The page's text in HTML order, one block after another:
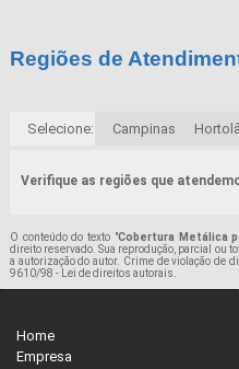
Regiões de
Selecione: Campinas
Verifique as regiões que
O conteúdo do texto "Cobertura Metálica
direito reservado. Sua reprodução, parcial ou
a autorização do autor. Crime de violação de
9610/98 - Lei de direitos autorais.
Home
Empresa